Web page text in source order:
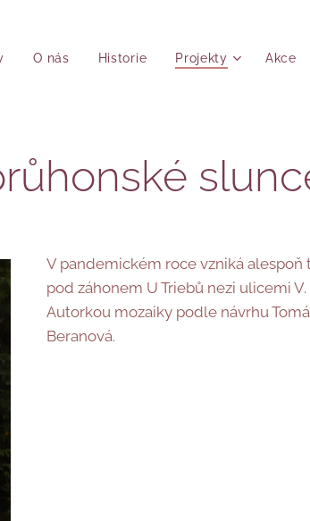
O nás Historie Projekty Akce
V pandemickém roce vzniká
pod záhonem U Triebů nezi ulicemi
Autorkou mozaiky podle návrhu
Beranová.